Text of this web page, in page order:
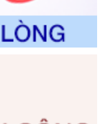
được sửa
quy trình điện tử
Luật sư thuộc